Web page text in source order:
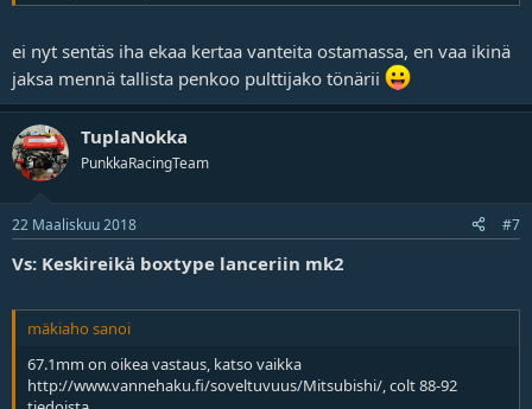
ei nyt sentäs iha ekaa kertaa vanteita ostamassa, en vaa ikinä
jaksa mennä tallista penkoo pulttijako tönärii
TuplaNokka
PunkkaRacingTeam
22 Maaliskuu 2018 #7
Vs: Keskireikä boxtype lanceriin mk2
mäkiaho sanoi
67.1mm on oikea vastaus, katso vaikka
http://www.vannehaku.fi/soveltuvuus/Mitsubishi/, colt 88-92